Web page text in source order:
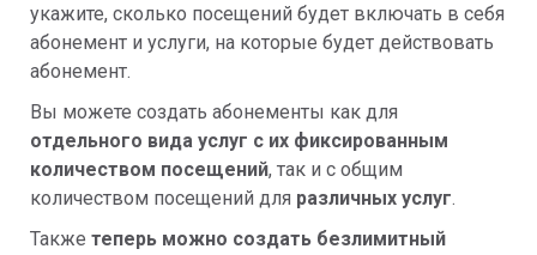
укажите, сколько посещений будет включать в себя
абонемент и услуги, на которые будет действовать
абонемент.
Вы можете создать абонементы как для
отдельного вида услуг с их фиксированным
количеством посещений, так и с общим
количеством посещений для различных услуг.
Также теперь можно создать безлимитный